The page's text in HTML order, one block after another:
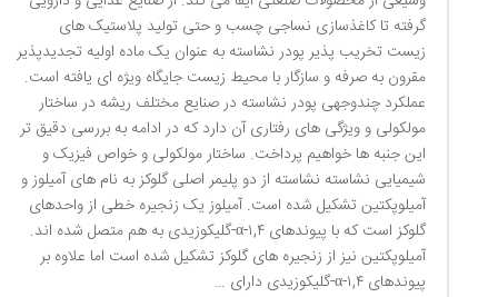
گرفته تا کاغذسازی نساجی چسب و حتی تولید پلاستیک های
زیست تخریب پذیر پودر نشاسته به عنوان یک ماده اولیه تجدیدپذیر
مقرون به صرفه و سازگار با محیط زیست جایگاه ویژه ای یافته است.
عملکرد چندوجهی پودر نشاسته در صنایع مختلف ریشه در ساختار
مولکولی و ویژگی های رفتاری آن دارد که در ادامه به بررسی دقیق تر
این جنبه ها خواهیم پرداخت. ساختار مولکولی و خواص فیزیک و
شیمیایی نشاسته نشاسته از دو پلیمر اصلی گلوکز به نام های آمیلوز و
آمیلوپکتین تشکیل شده است. آمیلوز یک زنجیره خطی از واحدهای
گلوکز است که با پیوندهای α-۱,۴-گلیکوزیدی به هم متصل شده اند.
آمیلوپکتین نیز از زنجیره های گلوکز تشکیل شده است اما علاوه بر
پیوندهای α-۱,۴-گلیکوزیدی دارای …